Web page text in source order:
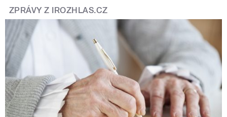
ZPRÁVY Z IROZHLAS.CZ